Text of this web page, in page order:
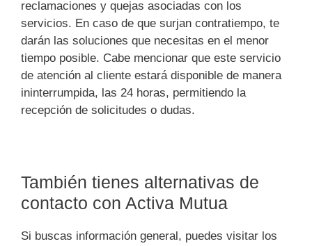
reclamaciones y quejas asociadas con los
servicios. En caso de que surjan contratiempo, te
darán las soluciones que necesitas en el menor
tiempo posible. Cabe mencionar que este servicio
de atención al cliente estará disponible de manera
ininterrumpida, las 24 horas, permitiendo la
recepción de solicitudes o dudas.
También tienes alternativas de
contacto con Activa Mutua
Si buscas información general, puedes visitar los